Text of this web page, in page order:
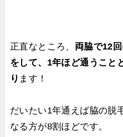
正直なところ、 両脇で12
をして、1年ほど通うこと
り ます！
だいたい1年通えば脇の脱
なる方が8割ほどです。